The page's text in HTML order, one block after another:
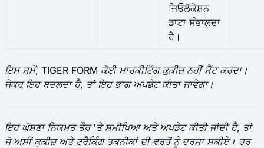
ਜਿਓਲੋਕੇਸ਼ਨ
ਡਾਟਾ ਸੰਭਾਲਦਾ
ਹੈ।
ਇਸ ਸਮੇਂ, TIGER FORM ਕੋਈ ਮਾਰਕੀਟਿੰਗ ਕੁਕੀਜ਼ ਨਹੀਂ ਸੈੱਟ ਕਰਦਾ।
ਜੇਕਰ ਇਹ ਬਦਲਦਾ ਹੈ, ਤਾਂ ਇਹ ਭਾਗ ਅਪਡੇਟ ਕੀਤਾ ਜਾਵੇਗਾ।
ਇਹ ਘੋਸ਼ਣਾ ਨਿਯਮਤ ਤੌਰ 'ਤੇ ਸਮੀਖਿਆ ਅਤੇ ਅਪਡੇਟ ਕੀਤੀ ਜਾਂਦੀ ਹੈ, ਤਾਂ
ਜੋ ਅਸੀਂ ਕੁਕੀਜ਼ ਅਤੇ ਟਰੈਕਿੰਗ ਤਕਨੀਕਾਂ ਦੀ ਵਰਤੋਂ ਨੂੰ ਦਰਸਾ ਸਕੀਏ। ਹਰ